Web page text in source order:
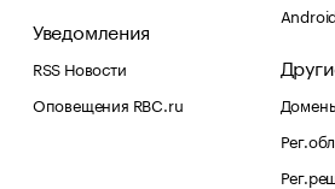
Уведомления
RSS Новости
Оповещения RBC.ru